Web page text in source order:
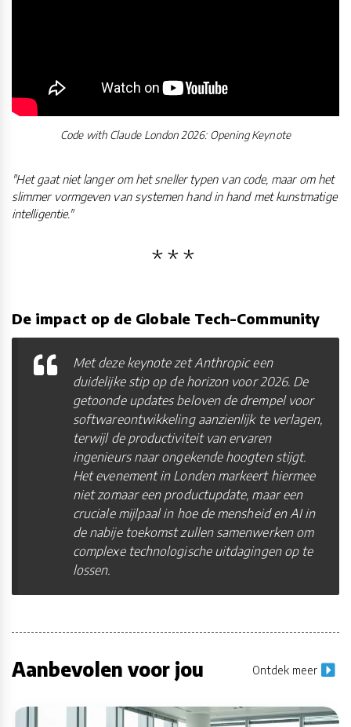
Code with Claude London 2026: Opening Keynote
"Het gaat niet langer om het sneller typen van code, maar om het
slimmer vormgeven van systemen hand in hand met kunstmatige
intelligentie."
De impact op de Globale Tech-Community
Met deze keynote zet Anthropic een
duidelijke stip op de horizon voor 2026. De
getoonde updates beloven de drempel voor
softwareontwikkeling aanzienlijk te verlagen,
terwijl de productiviteit van ervaren
ingenieurs naar ongekende hoogten stijgt.
Het evenement in Londen markeert hiermee
niet zomaar een productupdate, maar een
cruciale mijlpaal in hoe de mensheid en AI in
de nabije toekomst zullen samenwerken om
complexe technologische uitdagingen op te
lossen.
Aanbevolen voor jou Ontdek meer